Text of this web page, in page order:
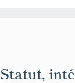
Statut,